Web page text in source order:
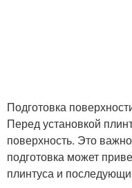
Плинтусы для
пространства
Подготовка
Перед установкой
поверхность. Это
подготовка может
плинтуса и